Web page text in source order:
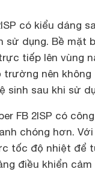
có kiểu dáng
sử dụng. Bề mặt
tiếp lên vùng
nên không
sinh sau khi sử
FB 2ISP có
chóng hơn.
tốc độ nhiệt để
điều khiển